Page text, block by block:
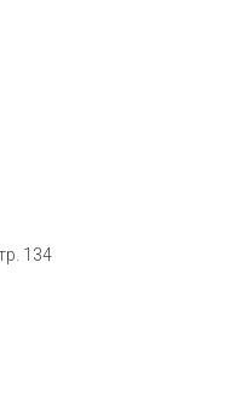
134